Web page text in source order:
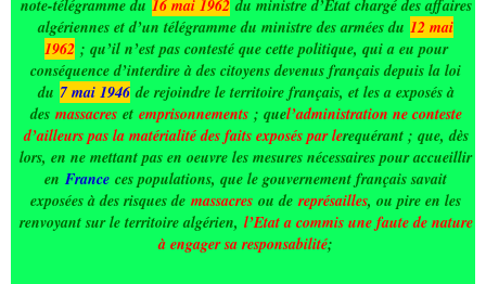
note-télégramme du 16 mai 1962du ministre d’Etat chargé des affaires
algériennes et d’un télégramme du ministre des armées du 12 mai
1962; qu’il n’est pas contesté que cette politique, qui a eu pour
conséquence d’interdire à des citoyens devenus français depuis la loi
du 7 mai 1946de rejoindre le territoire français, et les a exposés à
des massacreset emprisonnements; quel’administration ne conteste
d’ailleurs pas la matérialité des faits exposés par lerequérant ; que, dès
lors, en ne mettant pas en oeuvre les mesures nécessaires pour accueillir
en France ces populations, que le gouvernement français savait
exposées à des risques de massacres ou dereprésailles, ou pire en les
renvoyant sur le territoire algérien, l’Etat a commis une faute de nature
à engager sa responsabilité;